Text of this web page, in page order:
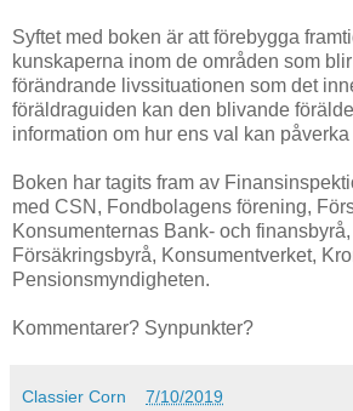
Syftet med boken är att förebygga
kunskaperna inom de områden som
förändrande livssituationen som det
föräldraguiden kan den blivande
information om hur ens val kan
Boken har tagits fram av
med CSN, Fondbolagens förening,
Konsumenternas Bank- och
Försäkringsbyrå, Konsumentverket,
Pensionsmyndigheten.
Kommentarer? Synpunkter?
Classier Corn 7/10/2019